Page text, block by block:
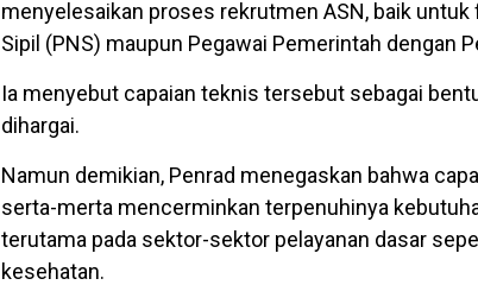
menyelesaikan proses rekrutmen ASN, baik
Sipil (PNS) maupun Pegawai Pemerintah dengan
Ia menyebut capaian teknis tersebut sebagai
dihargai.
Namun demikian, Penrad menegaskan bahwa
serta-merta mencerminkan terpenuhinya
terutama pada sektor-sektor pelayanan dasar
kesehatan.